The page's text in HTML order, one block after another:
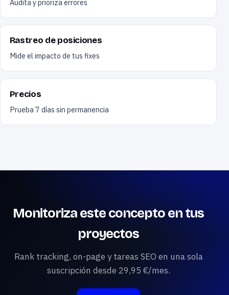
Audita y prioriza errores
Rastreo de posiciones
Mide el impacto de tus fixes
Precios
Prueba 7 días sin permanencia
Monitoriza este concepto en tus
proyectos
Rank tracking, on-page y tareas SEO en una sola
suscripción desde 29,95 €/mes.